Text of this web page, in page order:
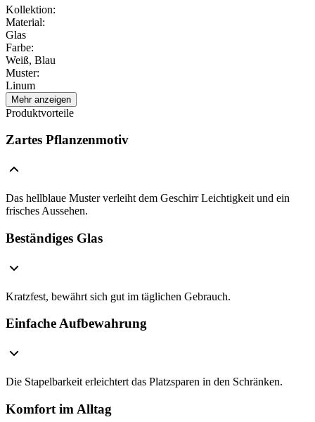
Kollektion:
Material:
Glas
Farbe:
Weiß, Blau
Muster:
Linum
Mehr anzeigen
Produktvorteile
Zartes Pflanzenmotiv
Das hellblaue Muster verleiht dem Geschirr Leichtigkeit und ein
frisches Aussehen.
Beständiges Glas
Kratzfest, bewährt sich gut im täglichen Gebrauch.
Einfache Aufbewahrung
Die Stapelbarkeit erleichtert das Platzsparen in den Schränken.
Komfort im Alltag